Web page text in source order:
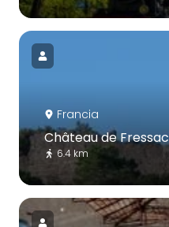
Francia
Château de Fressac
6.4 km